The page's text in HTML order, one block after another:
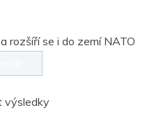
rozšíří se i do zemí NATO
výsledky